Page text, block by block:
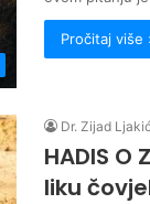
Pročitaj više
Dr. Zijad Ljakić
HADIS O
liku